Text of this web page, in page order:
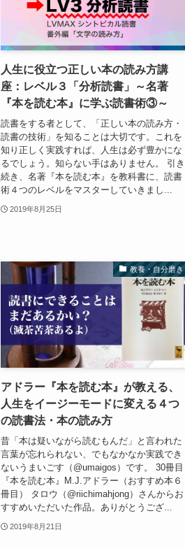
人生に役立つ正しい本の読み方講
座：レベル３「分析読書」～名著
『本を読む本』に学ぶ読書術③～
読書をする者として、「正しい本の読み方・
読書の技術」を知ることは大切です。これを
知り正しく実践すれば、人生は必ず豊かにな
るでしょう。知らない手はありません。 引き
続き、名著『本を読む本』を教科書に、読書
術４つのレベルをマスターしていきまし...
2019年8月25日
教養・自分磨き
アドラー『本を読む本』が教える、
人生をイージーモードに変える４つ
の読書法・本の読み方
昔「本は疑いながら読むもんだ」と言われた
言葉が忘れられない、でもなかなか実践でき
ないうまいごす（@umaigos）です。 30冊目
『本を読む本』M.J.アドラー（おすすめ本６
冊目） タロウ（@riichimahjong）さんからお
すすめいただいた作品。ありがとうござ...
2019年8月21日